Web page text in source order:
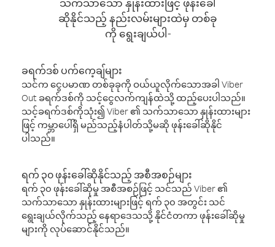
သက်သာသော နှုန်းထားဖြင့် ဖုန်းခေါ်
ဆိုနိုင်သည့် နည်းလမ်းများထဲမှ တစ်ခု
ကို ရွေးချယ်ပါ-
ခရက်ဒစ် ပက်ကေ့ချ်များ
သင်က ငွေပမာဏ တစ်ခုခုကို ဝယ်ယူလိုက်သောအခါ Viber
Out ခရက်ဒစ်ကို သင့်ငွေလက်ကျန်ထဲသို့ ထည့်ပေးပါသည်။
သင့်ခရက်ဒစ်ကိုသုံး၍ Viber ၏ သက်သာသော နှုန်းထားများ
ဖြင့် ကမ္ဘာပေါ်ရှိ မည်သည့်နံပါတ်သို့မဆို ဖုန်းခေါ်ဆိုနိုင်
ပါသည်။
ရက် ၃၀ ဖုန်းခေါ်ဆိုနိုင်သည့် အစီအစဉ်များ
ရက် ၃၀ ဖုန်းခေါ်ဆိုမှု အစီအစဉ်ဖြင့် သင်သည် Viber ၏
သက်သာသော နှုန်းထားများဖြင့် ရက် ၃၀ အတွင်း သင်
ရွေးချယ်လိုက်သည့် နေရာဒေသသို့ နိုင်ငံတကာ ဖုန်းခေါ်ဆိုမှု
များကို လုပ်ဆောင်နိုင်သည်။